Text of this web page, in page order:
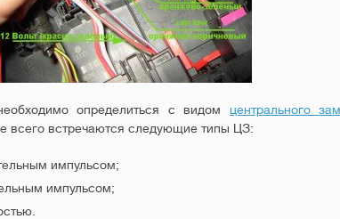
определиться с видом центрального
всего встречаются следующие типы ЦЗ:
импульсом;
импульсом;